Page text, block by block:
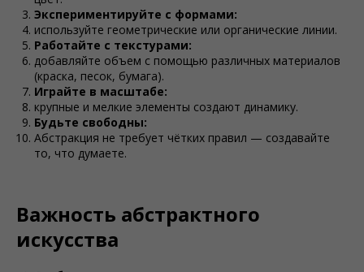
Экспериментируйте с формами:
используйте геометрические или органические линии.
Работайте с текстурами:
добавляйте объем с помощью различных материалов
(краска, песок, бумага).
Играйте в масштабе:
крупные и мелкие элементы создают динамику.
Будьте свободны:
Абстракция не требует чётких правил — создавайте
то, что думаете.
Важность абстрактного
искусства